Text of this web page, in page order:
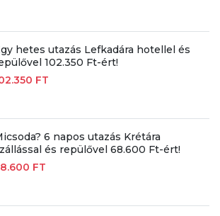
hetes utazás Lefkadára hotellel és
102.350 Ft-ért!
FT
6 napos utazás Krétára
és repülővel 68.600 Ft-ért!
FT